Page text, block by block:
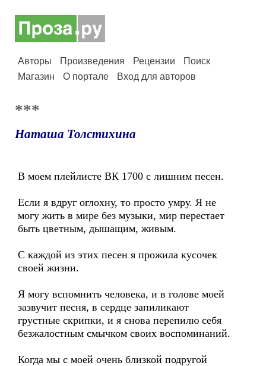
Авторы Произведения Рецензии
Поиск
Магазин
О портале Вход для авторов
***
Наташа Толстихина
В моем плейлисте ВК 1700 с лишним песен.
Если я вдруг оглохну, то просто умру. Я не
могу жить в мире без музыки, мир перестает
быть цветным, дышащим, живым.
С каждой из этих песен я прожила кусочек
своей жизни.
Я могу вспомнить человека, и в голове моей
зазвучит песня, в сердце запиликают
грустные скрипки, и я снова перепилю себя
безжалостным смычком своих воспоминаний.
Когда мы с моей очень близкой подругой